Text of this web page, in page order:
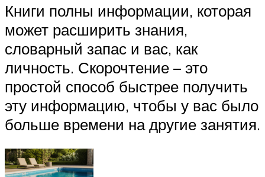
Книги полны информации, которая
может расширить знания,
словарный запас и вас, как
личность. Скорочтение – это
простой способ быстрее получить
эту информацию, чтобы у вас было
больше времени на другие занятия.